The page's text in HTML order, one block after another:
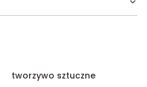
tworzywo sztuczne